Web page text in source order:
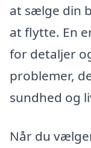
at sælge din
at flytte. En
for detaljer
problemer,
sundhed og
Når du